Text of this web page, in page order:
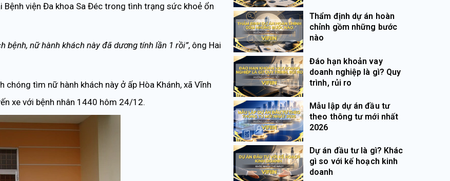
viện Đa khoa Sa Đéc trong tình trạng sức khoẻ ổn
bệnh, nữ hành khách này đã dương tính lần 1 rồi”, ông Hai
tìm nữ hành khách này ở ấp Hòa Khánh, xã Vĩnh
xe với bệnh nhân 1440 hôm 24/12.
Thẩm định dự án hoàn
chỉnh gồm những bước
nào
Đáo hạn khoản vay
doanh nghiệp là gì? Quy
trình, rủi ro
Mẫu lập dự án đầu tư
theo thông tư mới nhất
2026
Dự án đầu tư là gì? Khác
gì so với kế hoạch kinh
doanh